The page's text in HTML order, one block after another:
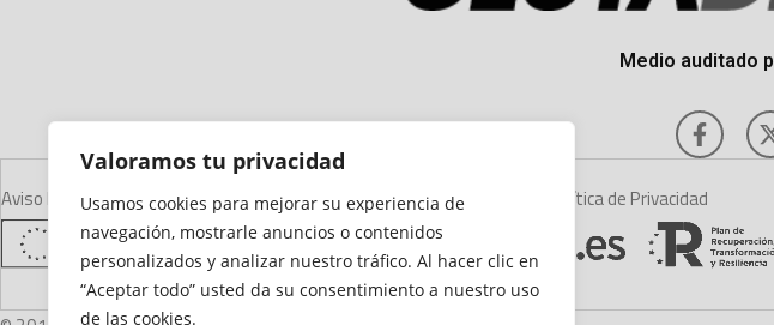
Valoramos tu privacidad
Usamos cookies para mejorar su experiencia de
navegación, mostrarle anuncios o contenidos
personalizados y analizar nuestro tráfico. Al hacer clic en
“Aceptar todo” usted da su consentimiento a nuestro uso
de las cookies.
Medio auditado
Aviso LegalDeclaración de AccesibilidadMapa del SitioPolítica de Cookies Política de Privacidad